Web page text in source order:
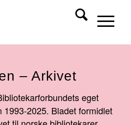
– Arkivet
eget
1993-2025. Bladet formidlet